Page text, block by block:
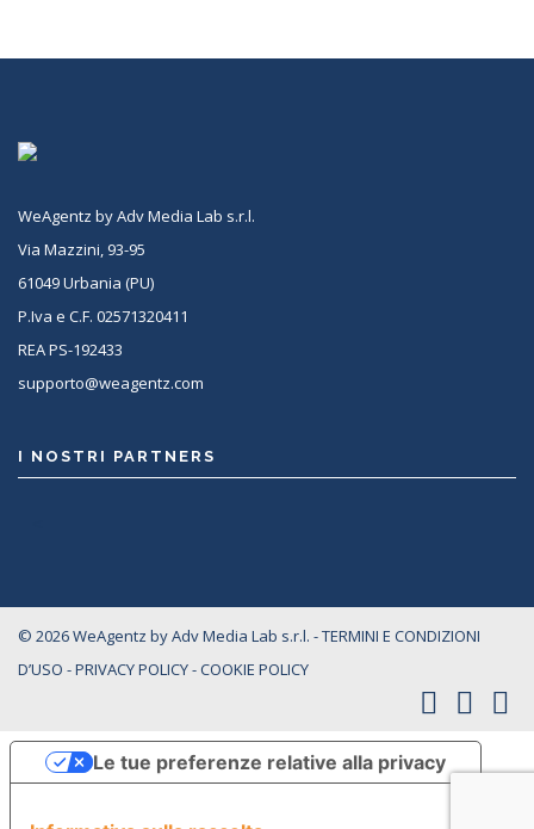
WeAgentz by Adv Media Lab s.r.l.
Via Mazzini, 93-95
61049 Urbania (PU)
P.Iva e C.F. 02571320411
REA PS-192433
supporto@weagentz.com
I NOSTRI PARTNERS
© 2026 WeAgentz by Adv Media Lab s.r.l. -TERMINI E CONDIZIONI
D’USO -PRIVACY POLICY-COOKIE POLICY
Le tue preferenze relative alla privacy